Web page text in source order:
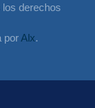
los derechos
porAlx.